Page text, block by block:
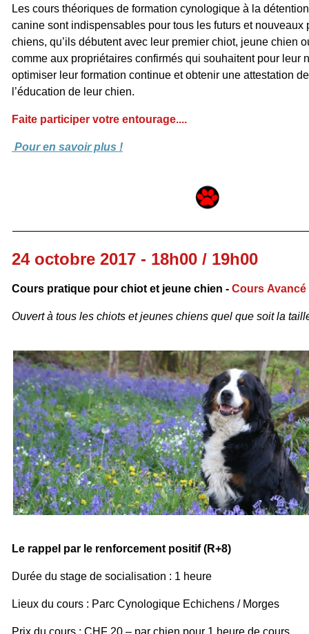
Les cours théoriques de formation cynologique à la
canine sont indispensables pour tous les futurs et nouveaux
chiens, qu’ils débutent avec leur premier chiot, jeune chien
comme aux propriétaires confirmés qui souhaitent pour leur
optimiser leur formation continue et obtenir une attestation
l’éducation de leur chien.
Faite participer votre entourage....
Pour en savoir plus !
24 octobre 2017 - 18h00 / 19h00
Cours pratique pour chiot et jeune chien - Cours Avancé
Ouvert à tous les chiots et jeunes chiens quel que soit la
Le rappel par le renforcement positif (R+8)
Durée du stage de socialisation : 1 heure
Lieux du cours : Parc Cynologique Echichens / Morges
Prix du cours : CHF 20.– par chien pour 1 heure de cours